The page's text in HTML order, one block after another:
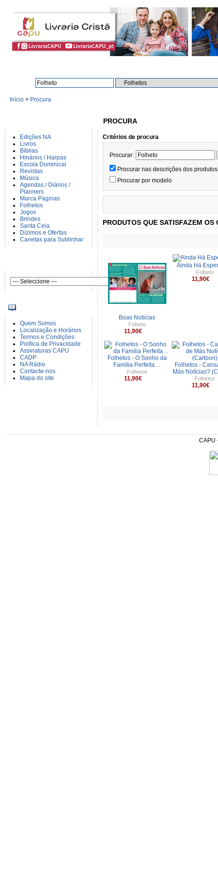
Início > Procura
Edições NA
Livros
Bíblias
Hinários / Harpas
Escola Dominical
Revistas
Música
Agendas / Diários /
Planners
Marca Páginas
Folhetos
Jogos
Brindes
Santa Ceia
Dízimos e Ofertas
Canetas para Sublinhar
Quem Somos
Localização e Horários
Termos e Condições
Política de Privacidade
Assinaturas CAPU
CADP
NA Rádio
Contacte-nos
Mapa do site
PROCURA
Critérios de procura
Procurar:
Procurar nas descrições dos produtos
Procurar por modelo
PRODUTOS QUE SATISFAZEM OS
Boas Notícias
Folheto
11,90€
Ainda Há
Folheto
11,90€
Folhetos - O Sonho da
Família Perfeita…
Folhetos
11,90€
Folhetos -
Más Notícias?
Folhetos
11,90€
CAPU